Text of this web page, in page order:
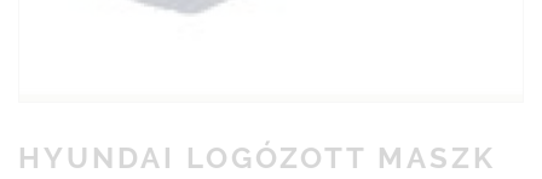
HYUNDAI LOGÓZOTT MASZK